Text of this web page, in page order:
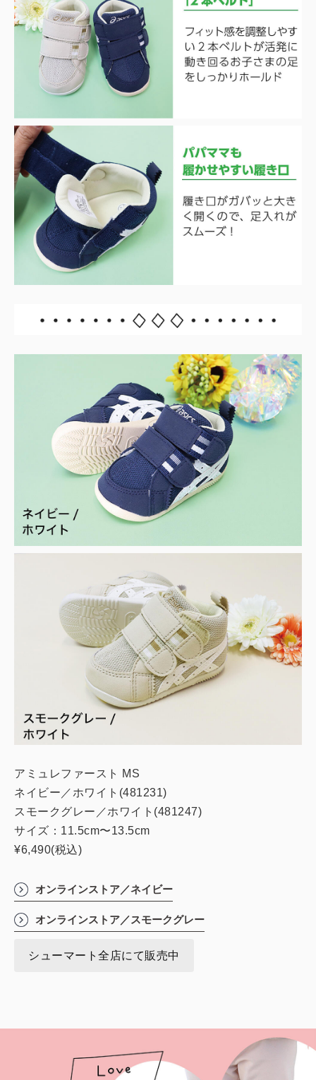
アミュレファースト MS
ネイビー／ホワイト(481231)
スモークグレー／ホワイト(481247)
サイズ：11.5cm〜13.5cm
¥6,490(税込)
オンラインストア／ネイビー
オンラインストア／スモークグレー
シューマート全店にて販売中